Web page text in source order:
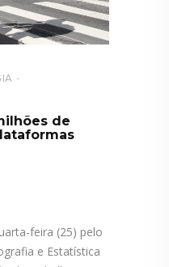
de
feira (25) pelo
e Estatística